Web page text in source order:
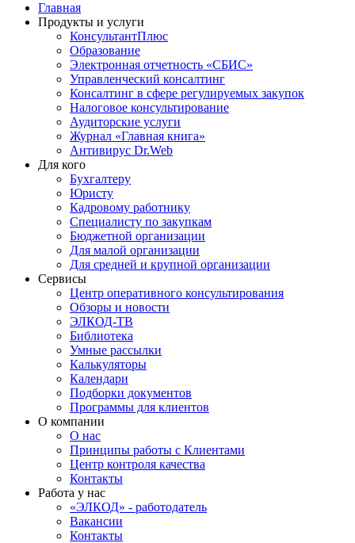
Главная
Продукты и услуги
КонсультантПлюс
Образование
Электронная отчетность «СБИС»
Управленческий консалтинг
Консалтинг в сфере регулируемых закупок
Налоговое консультирование
Аудиторские услуги
Журнал «Главная книга»
Антивирус Dr.Web
Для кого
Бухгалтеру
Юристу
Кадровому работнику
Специалисту по закупкам
Бюджетной организации
Для малой организации
Для средней и крупной организации
Сервисы
Центр оперативного консультирования
Обзоры и новости
ЭЛКОД-ТВ
Библиотека
Умные рассылки
Калькуляторы
Календари
Подборки документов
Программы для клиентов
О компании
О нас
Принципы работы с Клиентами
Центр контроля качества
Контакты
Работа у нас
«ЭЛКОД» - работодатель
Вакансии
Контакты